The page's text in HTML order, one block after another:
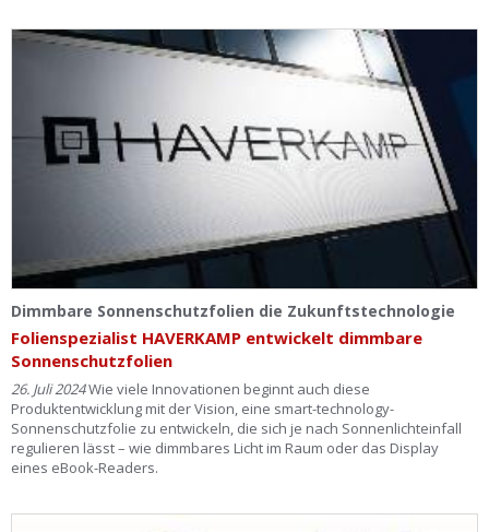
Dimmbare Sonnenschutzfolien die Zukunftstechnologie
Folienspezialist HAVERKAMP entwickelt dimmbare
Sonnenschutzfolien
26. Juli 2024Wie viele Innovationen beginnt auch diese
Produktentwicklung mit der Vision, eine smart-technology-
Sonnenschutzfolie zu entwickeln, die sich je nach Sonnenlichteinfall
regulieren lässt – wie dimmbares Licht im Raum oder das Display
eines eBook-Readers.